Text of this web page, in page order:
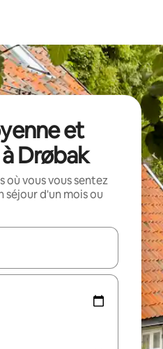
et
Drøbak
où vous vous sentez
séjour d'un mois ou
utilisez les flèches vers le